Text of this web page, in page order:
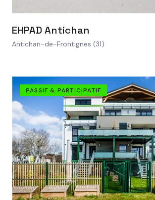
VOIR LE PROJET
EHPAD Antichan
Antichan-de-Frontignes (31)
PASSIF & PARTICIPATIF